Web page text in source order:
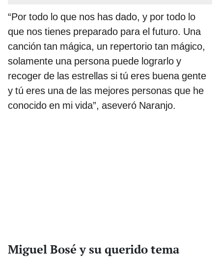
“Por todo lo que nos has dado, y por todo lo
que nos tienes preparado para el futuro. Una
canción tan mágica, un repertorio tan mágico,
solamente una persona puede lograrlo y
recoger de las estrellas si tú eres buena gente
y tú eres una de las mejores personas que he
conocido en mi vida”, aseveró Naranjo.
Miguel Bosé y su querido tema